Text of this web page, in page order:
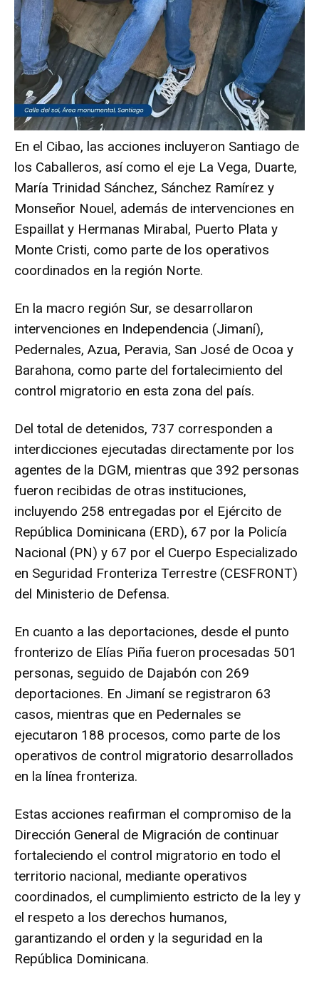
En el Cibao, las acciones incluyeron Santiago de
los Caballeros, así como el eje La Vega, Duarte,
María Trinidad Sánchez, Sánchez Ramírez y
Monseñor Nouel, además de intervenciones en
Espaillat y Hermanas Mirabal, Puerto Plata y
Monte Cristi, como parte de los operativos
coordinados en la región Norte.
En la macro región Sur, se desarrollaron
intervenciones en Independencia (Jimaní),
Pedernales, Azua, Peravia, San José de Ocoa y
Barahona, como parte del fortalecimiento del
control migratorio en esta zona del país.
Del total de detenidos, 737 corresponden a
interdicciones ejecutadas directamente por los
agentes de la DGM, mientras que 392 personas
fueron recibidas de otras instituciones,
incluyendo 258 entregadas por el Ejército de
República Dominicana (ERD), 67 por la Policía
Nacional (PN) y 67 por el Cuerpo Especializado
en Seguridad Fronteriza Terrestre (CESFRONT)
del Ministerio de Defensa.
En cuanto a las deportaciones, desde el punto
fronterizo de Elías Piña fueron procesadas 501
personas, seguido de Dajabón con 269
deportaciones. En Jimaní se registraron 63
casos, mientras que en Pedernales se
ejecutaron 188 procesos, como parte de los
operativos de control migratorio desarrollados
en la línea fronteriza.
Estas acciones reafirman el compromiso de la
Dirección General de Migración de continuar
fortaleciendo el control migratorio en todo el
territorio nacional, mediante operativos
coordinados, el cumplimiento estricto de la ley y
el respeto a los derechos humanos,
garantizando el orden y la seguridad en la
República Dominicana.